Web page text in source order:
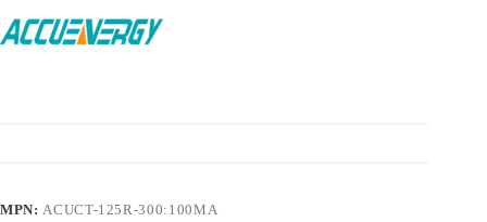
MPN: ACUCT-125R-300:100MA